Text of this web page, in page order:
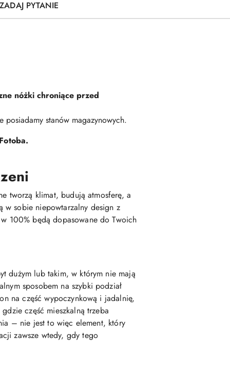
ZADAJ PYTANIE
nóżki chroniące przed
stanów magazynowych.
tworzą klimat, budują atmosferę, a
w sobie niepowtarzalny design z
100% będą dopasowane do Twoich
dużym lub takim, w którym nie mają
sposobem na szybki podział
na część wypoczynkową i jadalnię,
część mieszkalną trzeba
– nie jest to więc element, który
zawsze wtedy, gdy tego